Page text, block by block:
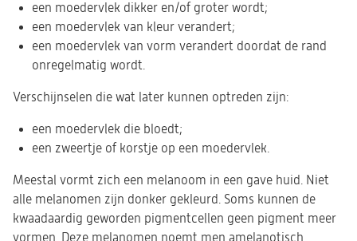
een moedervlek dikker en/of groter wordt;
een moedervlek van kleur verandert;
een moedervlek van vorm verandert doordat de rand
onregelmatig wordt.
Verschijnselen die wat later kunnen optreden zijn:
een moedervlek die bloedt;
een zweertje of korstje op een moedervlek.
Meestal vormt zich een melanoom in een gave huid. Niet
alle melanomen zijn donker gekleurd. Soms kunnen de
kwaadaardig geworden pigmentcellen geen pigment meer
vormen. Deze melanomen noemt men amelanotisch.